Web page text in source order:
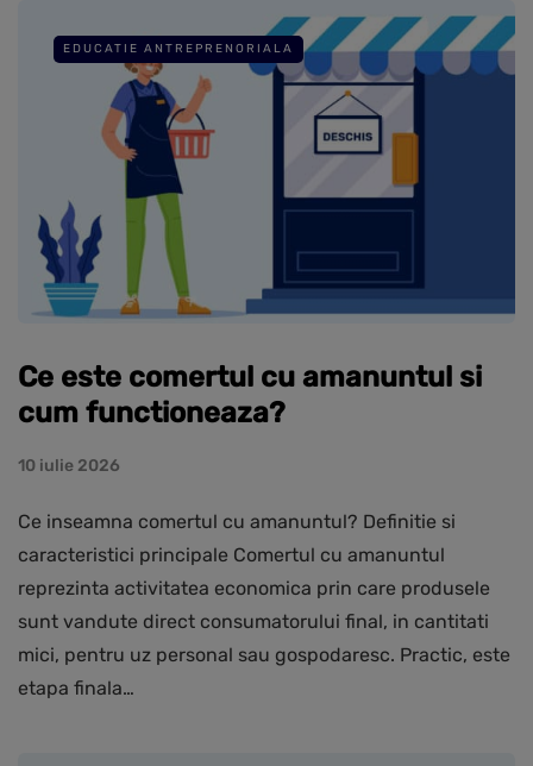
EDUCATIE ANTREPRENORIALA
Ce este comertul cu amanuntul si
cum functioneaza?
10 iulie 2026
Ce inseamna comertul cu amanuntul? Definitie si
caracteristici principale Comertul cu amanuntul
reprezinta activitatea economica prin care produsele
sunt vandute direct consumatorului final, in cantitati
mici, pentru uz personal sau gospodaresc. Practic, este
etapa finala…